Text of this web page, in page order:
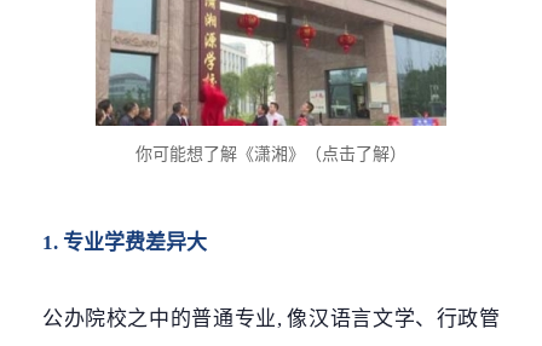
你可能想了解《潇湘》（点击了解）
1. 专业学费差异大
公办院校之中的普通专业, 像汉语言文学、行政管